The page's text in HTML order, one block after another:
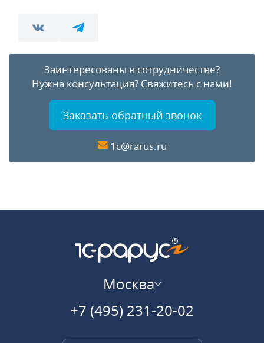
Заинтересованы в сотрудничестве?
Нужна консультация? Свяжитесь с нами!
Заказать обратный звонок
1c@rarus.ru
Москва
+7 (495) 231-20-02